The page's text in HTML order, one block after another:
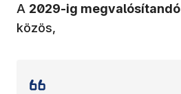
A 2029-ig megvalósítandó
közös,